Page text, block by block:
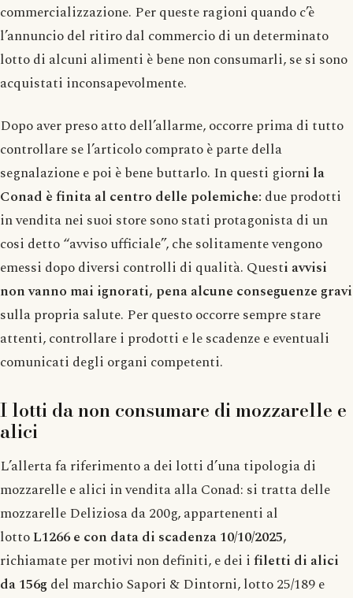
commercializzazione. Per queste ragioni quando c’è
l’annuncio del ritiro dal commercio di un determinato
lotto di alcuni alimenti è bene non consumarli, se si sono
acquistati inconsapevolmente.
Dopo aver preso atto dell’allarme, occorre prima di tutto
controllare se l’articolo comprato è parte della
segnalazione e poi è bene buttarlo. In questi giorni la
Conad è finita al centro delle polemiche: due prodotti
in vendita nei suoi store sono stati protagonista di un
cosi detto “avviso ufficiale”, che solitamente vengono
emessi dopo diversi controlli di qualità. Questi avvisi
non vanno mai ignorati, pena alcune conseguenze gravi
sulla propria salute. Per questo occorre sempre stare
attenti, controllare i prodotti e le scadenze e eventuali
comunicati degli organi competenti.
I lotti da non consumare di mozzarelle e
alici
L’allerta fa riferimento a dei lotti d’una tipologia di
mozzarelle e alici in vendita alla Conad: si tratta delle
mozzarelle Deliziosa da 200g, appartenenti al
lottoL1266 e con data di scadenza 10/10/2025,
richiamate per motivi non definiti, e dei ifiletti di alici
da 156gdel marchio Sapori & Dintorni, lotto 25/189 e